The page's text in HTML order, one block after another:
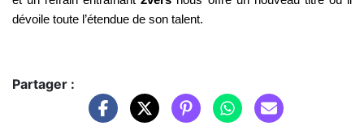
dévoile toute l’étendue de son talent.
Partager :